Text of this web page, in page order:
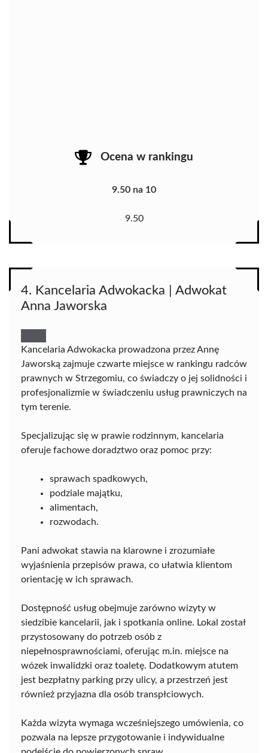
Ocena w rankingu
9.50 na 10
9.50
4. Kancelaria Adwokacka | Adwokat
Anna Jaworska
Kancelaria Adwokacka prowadzona przez Annę
Jaworską zajmuje czwarte miejsce w rankingu radców
prawnych w Strzegomiu, co świadczy o jej solidności i
profesjonalizmie w świadczeniu usług prawniczych na
tym terenie.
Specjalizując się w prawie rodzinnym, kancelaria
oferuje fachowe doradztwo oraz pomoc przy:
sprawach spadkowych,
podziale majątku,
alimentach,
rozwodach.
Pani adwokat stawia na klarowne i zrozumiałe
wyjaśnienia przepisów prawa, co ułatwia klientom
orientację w ich sprawach.
Dostępność usług obejmuje zarówno wizyty w
siedzibie kancelarii, jak i spotkania online. Lokal został
przystosowany do potrzeb osób z
niepełnosprawnościami, oferując m.in. miejsce na
wózek inwalidzki oraz toaletę. Dodatkowym atutem
jest bezpłatny parking przy ulicy, a przestrzeń jest
również przyjazna dla osób transpłciowych.
Każda wizyta wymaga wcześniejszego umówienia, co
pozwala na lepsze przygotowanie i indywidualne